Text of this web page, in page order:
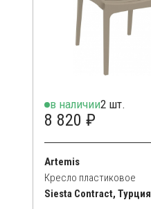
в наличии2 шт.
8 820 ₽
Artemis
Кресло пластиковое
Siesta Contract, Турция